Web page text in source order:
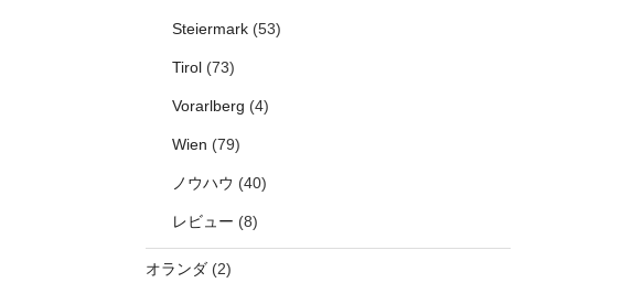
Steiermark(53)
Tirol(73)
Vorarlberg (4)
Wien (79)
ノウハウ (40)
レビュー (8)
オランダ(2)